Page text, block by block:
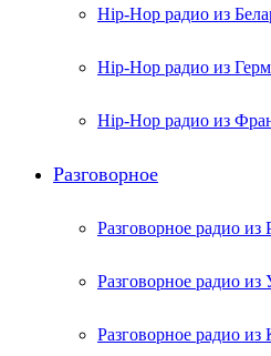
Hip-Hop радио из
Hip-Hop радио из
Hip-Hop радио из
Разговорное
Разговорное радио из
Разговорное радио
Разговорное радио из